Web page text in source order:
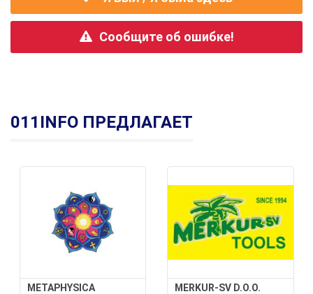
Сообщите об ошибке!
011INFO ПРЕДЛАГАЕТ
METAPHYSICA MERKUR-SV D.O.O.